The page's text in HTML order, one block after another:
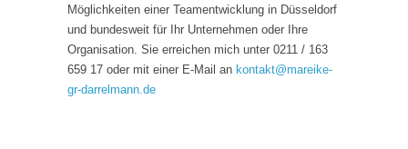
Möglichkeiten einer Teamentwicklung in Düsseldorf
und bundesweit für Ihr Unternehmen oder Ihre
Organisation. Sie erreichen mich unter 0211 / 163
659 17 oder mit einer E-Mail an kontakt@mareike-
gr-darrelmann.de